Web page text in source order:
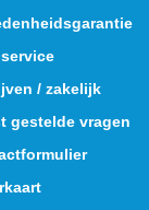
/ zakelijk
gestelde vragen